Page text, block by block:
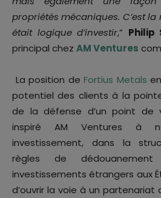
propriétés mécaniques. C’est
était logique d’investir,” Philip
principal chez AM Ventures
La position deFortius Metals
potentiel des clients à la
de la défense d’un point de
inspiré AM Ventures à
investissement, dans la
règles de
investissements étrangers aux
d’ouvrir la voie à un